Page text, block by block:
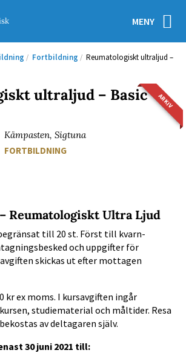
MENY
/ Fortbildning / Reumatologiskt ultraljud –
ARKIV
ultraljud – Basic
Kämpasten, Sigtuna
FORTBILDNING
Reumatologiskt Ultra Ljud
till 20 st. Först till kvarn-
och uppgifter för
skickas ut efter mottagen
kr ex moms. I kursavgiften ingår
studiematerial och måltider. Resa
av deltagaren själv.
30 juni 2021 till: